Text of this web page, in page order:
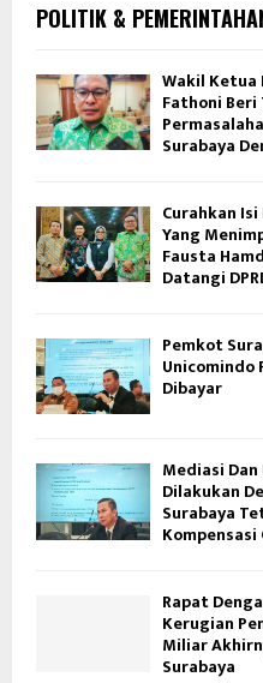
POLITIK &
Wakil Ketua
Fathoni
Surabaya
Curahkan
Yang
Fausta
Datangi
Pemkot
Unicomindo
Dibayar
Mediasi
Dilakukan
Surabaya
Kompensasi
Rapat
Kerugian
Miliar
Surabaya